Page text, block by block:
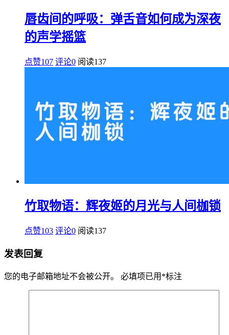
唇齿间的呼吸：弹舌音如何成为深夜
的声学摇篮
点赞107 评论0 阅读137
竹取物语：辉夜姬的月光与人间枷锁
点赞103 评论0 阅读137
发表回复
您的电子邮箱地址不会被公开。 必填项已用 *标注